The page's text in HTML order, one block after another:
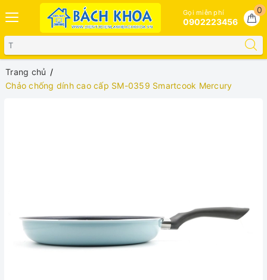
0
Gọi miễn phí
0902223456
Trang chủ
Chảo chống dính cao cấp SM-0359 Smartcook Mercury